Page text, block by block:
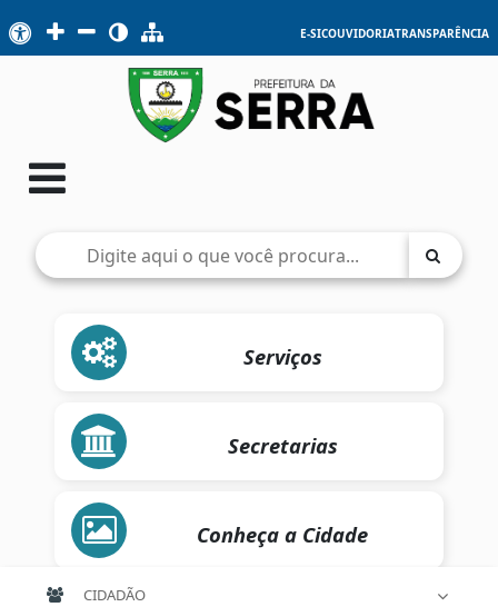
E-SICOUVIDORIATRANSPARÊNCIA
Serviços
Secretarias
Conheça a Cidade
CIDADÃO